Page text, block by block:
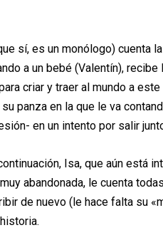
sí, es un monólogo) cuenta
a un bebé (Valentín),
criar y traer al mundo a
panza en la que le va
en un intento por salir
Isa, que aún está
abandonada, le cuenta
de nuevo (le hace falta su